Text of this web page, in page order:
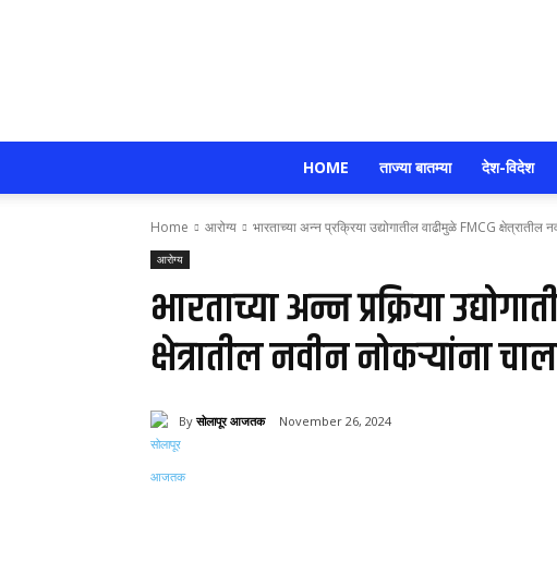
HOME ताज्या बातम्या देश-विदेश
Home आरोग्य भारताच्या अन्न प्रक्रिया उद्योगातील वाढीमुळे FMCG क्षेत्रातील
आरोग्य
भारताच्या अन्न प्रक्रिया
क्षेत्रातील नवीन नोकऱ्यांना
By सोलापूर आजतक November 26, 2024